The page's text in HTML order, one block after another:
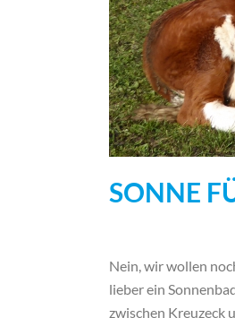
SONNE
Nein, wir wollen
lieber ein
zwischen Kreuzeck